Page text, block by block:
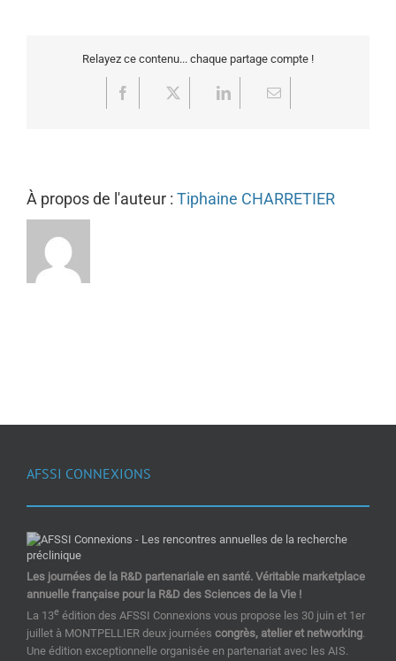
Relayez ce contenu... chaque partage compte !
Facebook LinkedInEmail
À propos de l'auteur : Tiphaine CHARRETIER
AFSSI CONNEXIONS
Les journées de la R&D partenariale en santé. Véritable marketplace
annuelle française pour la R&D des Sciences de la Vie !
La 13e édition des AFSSI Connexions vous propose les 30 juin et 1er
juillet à MONTPELLIER deux journées congrès, atelier et networking.
Une édition exceptionnelle organisée en partenariat avec les AIS.